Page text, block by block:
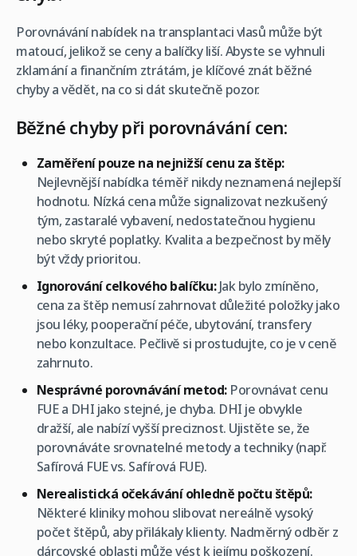
Porovnávání nabídek na transplantaci vlasů může být
matoucí, jelikož se ceny a balíčky liší. Abyste se vyhnuli
zklamání a finančním ztrátám, je klíčové znát běžné
chyby a vědět, na co si dát skutečně pozor.
Běžné chyby při porovnávání cen:
Zaměření pouze na nejnižší cenu za štěp:
Nejlevnější nabídka téměř nikdy neznamená nejlepší
hodnotu. Nízká cena může signalizovat nezkušený
tým, zastaralé vybavení, nedostatečnou hygienu
nebo skryté poplatky. Kvalita a bezpečnost by měly
být vždy prioritou.
Ignorování celkového balíčku:Jak bylo zmíněno,
cena za štěp nemusí zahrnovat důležité položky jako
jsou léky, pooperační péče, ubytování, transfery
nebo konzultace. Pečlivě si prostudujte, co je v ceně
zahrnuto.
Nesprávné porovnávání metod:Porovnávat cenu
FUE a DHI jako stejné, je chyba. DHI je obvykle
dražší, ale nabízí vyšší preciznost. Ujistěte se, že
porovnáváte srovnatelné metody a techniky (např.
Safírová FUE vs. Safírová FUE).
Nerealistická očekávání ohledně počtu štěpů:
Některé kliniky mohou slibovat nereálně vysoký
počet štěpů, aby přilákaly klienty. Nadměrný odběr z
dárcovské oblasti může vést k jejímu poškození.